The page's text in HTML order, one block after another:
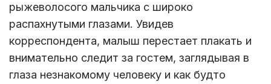
рыжеволосого мальчика с широко
распахнутыми глазами. Увидев
корреспондента, малыш перестает плакать и
внимательно следит за гостем, заглядывая в
глаза незнакомому человеку и как будто